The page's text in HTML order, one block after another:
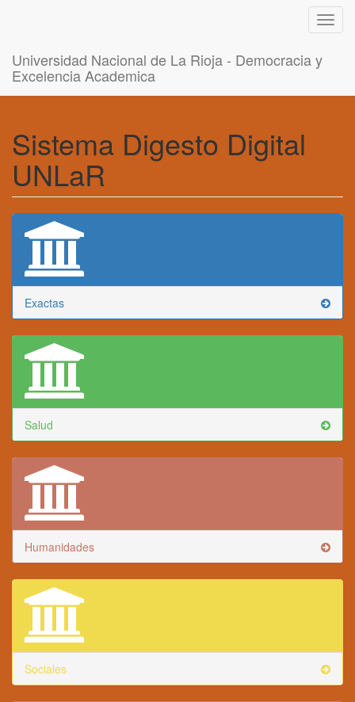
Universidad Nacional de La Rioja - Democracia y
Excelencia Academica
Sistema Digesto Digital
UNLaR
Exactas
Salud
Humanidades
Sociales